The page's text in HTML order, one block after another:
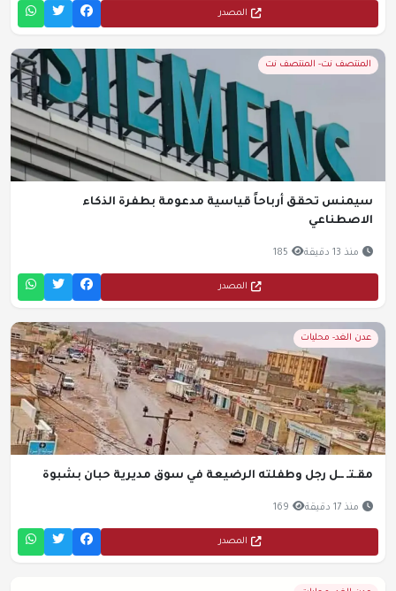
المصدر
المنتصف نت- المنتصف نت
سيمنس تحقق أرباحاً قياسية مدعومة بطفرة الذكاء
الاصطناعي
منذ 13 دقيقة 185
المصدر
عدن الغد- محليات
مقـتـ ــل رجل وطفلته الرضيعة في سوق مديرية حبان بشبوة
منذ 17 دقيقة 169
المصدر